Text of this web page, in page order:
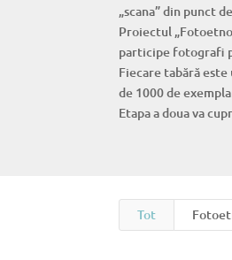
„scana” din punct
Proiectul
participe fotografi
Fiecare tabără
de 1000 de
Etapa a doua va
Tot